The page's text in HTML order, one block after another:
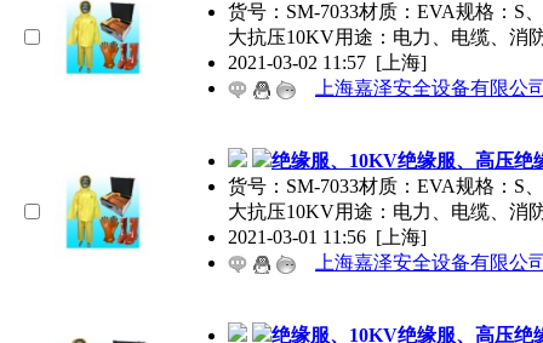
货号：SM-7033材质：EVA规格：S
大抗压10KV用途：电力、电缆、消
2021-03-02 11:57 [上海]
上海嘉泽安全设备有限公
绝缘服、10KV绝缘服、高压绝
货号：SM-7033材质：EVA规格：S
大抗压10KV用途：电力、电缆、消
2021-03-01 11:56 [上海]
上海嘉泽安全设备有限公
绝缘服、10KV绝缘服、高压绝